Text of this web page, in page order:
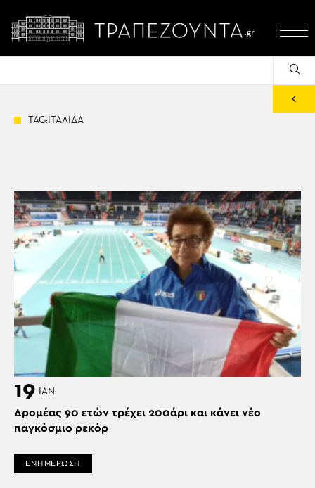
TAG:ΙΤΑΛΙΔΑ
19 ΙΑΝ
Δρομέας 90 ετών τρέχει 200άρι και κάνει νέο
παγκόσμιο ρεκόρ
ΕΝΗΜΕΡΩΣΗ